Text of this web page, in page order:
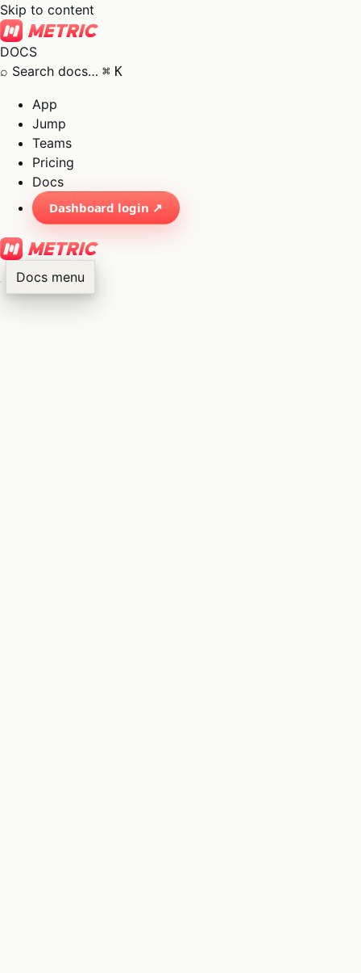
Skip to content
DOCS
⌕ Search docs… ⌘ K
App
Jump
Teams
Pricing
Docs
Dashboard login ↗
Docs menu